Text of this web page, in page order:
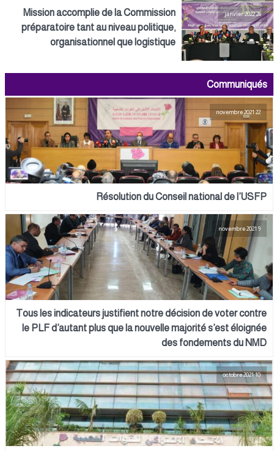
26 janvier 2022
Mission accomplie de la Commission
préparatoire tant au niveau politique,
organisationnel que logistique
Communiqués
22 novembre 2021
Résolution du Conseil national de l’USFP
Tous les indicateurs justifient notre décision de voter contre
le PLF d’autant plus que la nouvelle majorité s’est éloignée
des fondements du NMD
10 octobre 2021